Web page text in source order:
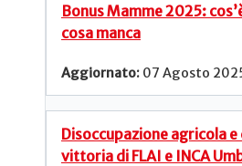
Bonus Mamme 2025:
cosa manca
07 Agosto
Disoccupazione agricola
vittoria di FLAI e INCA